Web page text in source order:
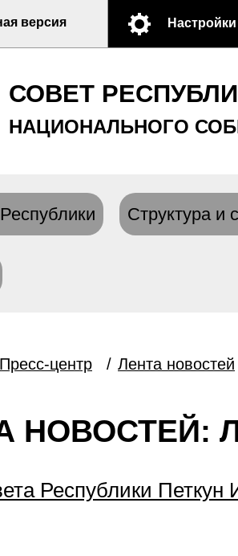
версия Настройки
СОВЕТ
НАЦИОНАЛЬНОГО
Структура и
Пресс-центр / Лента новостей
НОВОСТЕЙ:
Республики